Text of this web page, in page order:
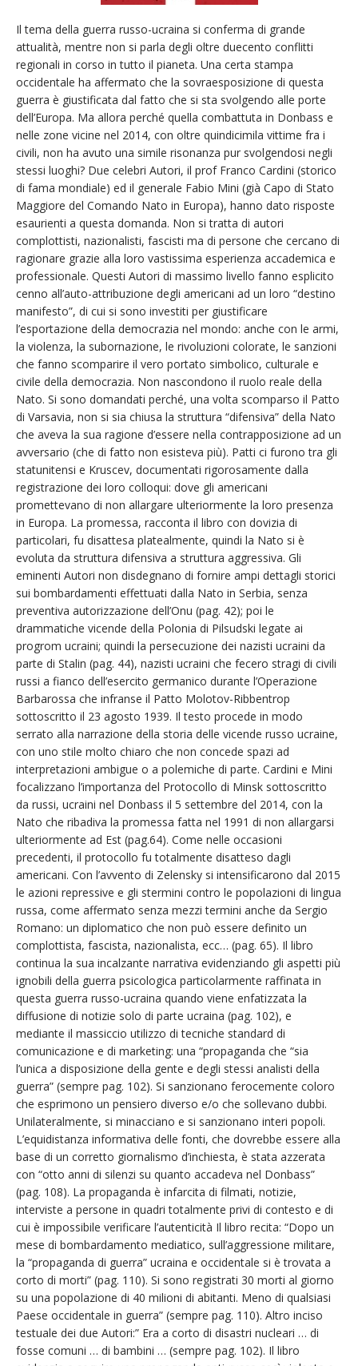
Il tema della guerra russo-ucraina si conferma di grande
attualità, mentre non si parla degli oltre duecento conflitti
regionali in corso in tutto il pianeta. Una certa stampa
occidentale ha affermato che la sovraesposizione di questa
guerra è giustificata dal fatto che si sta svolgendo alle porte
dell’Europa. Ma allora perché quella combattuta in Donbass e
nelle zone vicine nel 2014, con oltre quindicimila vittime fra i
civili, non ha avuto una simile risonanza pur svolgendosi negli
stessi luoghi? Due celebri Autori, il prof Franco Cardini (storico
di fama mondiale) ed il generale Fabio Mini (già Capo di Stato
Maggiore del Comando Nato in Europa), hanno dato risposte
esaurienti a questa domanda. Non si tratta di autori
complottisti, nazionalisti, fascisti ma di persone che cercano di
ragionare grazie alla loro vastissima esperienza accademica e
professionale. Questi Autori di massimo livello fanno esplicito
cenno all’auto-attribuzione degli americani ad un loro “destino
manifesto”, di cui si sono investiti per giustificare
l’esportazione della democrazia nel mondo: anche con le armi,
la violenza, la subornazione, le rivoluzioni colorate, le sanzioni
che fanno scomparire il vero portato simbolico, culturale e
civile della democrazia. Non nascondono il ruolo reale della
Nato. Si sono domandati perché, una volta scomparso il Patto
di Varsavia, non si sia chiusa la struttura “difensiva” della Nato
che aveva la sua ragione d’essere nella contrapposizione ad un
avversario (che di fatto non esisteva più). Patti ci furono tra gli
statunitensi e Kruscev, documentati rigorosamente dalla
registrazione dei loro colloqui: dove gli americani
promettevano di non allargare ulteriormente la loro presenza
in Europa. La promessa, racconta il libro con dovizia di
particolari, fu disattesa platealmente, quindi la Nato si è
evoluta da struttura difensiva a struttura aggressiva. Gli
eminenti Autori non disdegnano di fornire ampi dettagli storici
sui bombardamenti effettuati dalla Nato in Serbia, senza
preventiva autorizzazione dell’Onu (pag. 42); poi le
drammatiche vicende della Polonia di Pilsudski legate ai
progrom ucraini; quindi la persecuzione dei nazisti ucraini da
parte di Stalin (pag. 44), nazisti ucraini che fecero stragi di civili
russi a fianco dell’esercito germanico durante l’Operazione
Barbarossa che infranse il Patto Molotov-Ribbentrop
sottoscritto il 23 agosto 1939. Il testo procede in modo
serrato alla narrazione della storia delle vicende russo ucraine,
con uno stile molto chiaro che non concede spazi ad
interpretazioni ambigue o a polemiche di parte. Cardini e Mini
focalizzano l’importanza del Protocollo di Minsk sottoscritto
da russi, ucraini nel Donbass il 5 settembre del 2014, con la
Nato che ribadiva la promessa fatta nel 1991 di non allargarsi
ulteriormente ad Est (pag.64). Come nelle occasioni
precedenti, il protocollo fu totalmente disatteso dagli
americani. Con l’avvento di Zelensky si intensificarono dal 2015
le azioni repressive e gli stermini contro le popolazioni di lingua
russa, come affermato senza mezzi termini anche da Sergio
Romano: un diplomatico che non può essere definito un
complottista, fascista, nazionalista, ecc… (pag. 65). Il libro
continua la sua incalzante narrativa evidenziando gli aspetti più
ignobili della guerra psicologica particolarmente raffinata in
questa guerra russo-ucraina quando viene enfatizzata la
diffusione di notizie solo di parte ucraina (pag. 102), e
mediante il massiccio utilizzo di tecniche standard di
comunicazione e di marketing: una “propaganda che “sia
l’unica a disposizione della gente e degli stessi analisti della
guerra” (sempre pag. 102). Si sanzionano ferocemente coloro
che esprimono un pensiero diverso e/o che sollevano dubbi.
Unilateralmente, si minacciano e si sanzionano interi popoli.
L’equidistanza informativa delle fonti, che dovrebbe essere alla
base di un corretto giornalismo d’inchiesta, è stata azzerata
con “otto anni di silenzi su quanto accadeva nel Donbass”
(pag. 108). La propaganda è infarcita di filmati, notizie,
interviste a persone in quadri totalmente privi di contesto e di
cui è impossibile verificare l’autenticità Il libro recita: “Dopo un
mese di bombardamento mediatico, sull’aggressione militare,
la “propaganda di guerra” ucraina e occidentale si è trovata a
corto di morti” (pag. 110). Si sono registrati 30 morti al giorno
su una popolazione di 40 milioni di abitanti. Meno di qualsiasi
Paese occidentale in guerra” (sempre pag. 110). Altro inciso
testuale dei due Autori:” Era a corto di disastri nucleari … di
fosse comuni … di bambini … (sempre pag. 102). Il libro